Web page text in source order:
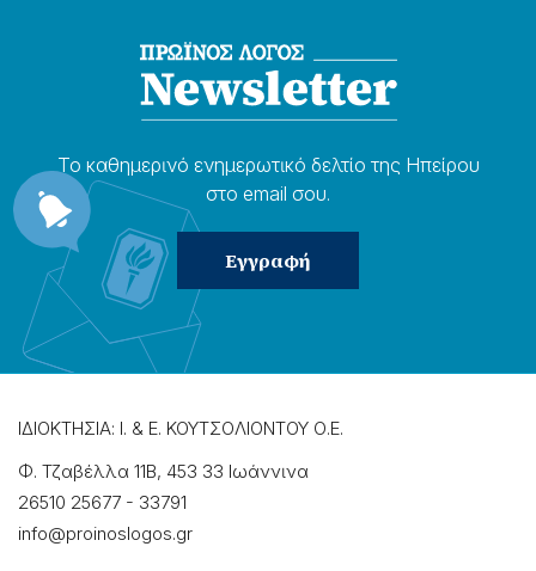
Το καθημερɩνό ενημερωτɩκό δελτίο της Ηπείρου
στο email σου.
ΙΔΙΟΚΤΗΣΙΑ: Ι. & Ε. ΚΟΥΤΣΟΛΙΟΝΤΟΥ Ο.Ε.
Φ. Τζαβέλλα 11Β, 453 33 Ιωάννɩνα
26510 25677 - 33791
info@proinoslogos.gr